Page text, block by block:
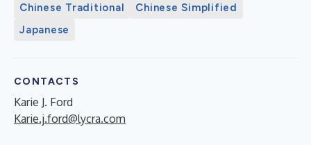
Chinese Traditional
Chinese Simplified
Japanese
CONTACTS
Karie J. Ford
Karie.j.ford@lycra.com